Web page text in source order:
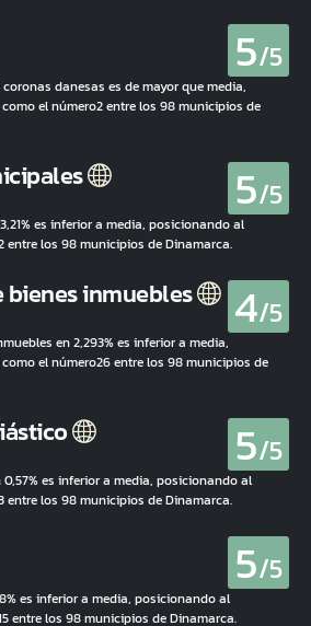
5/5
coronas danesas es de mayor que media,
el número2 entre los 98 municipios de
5/5
es inferior a media, posicionando al
entre los 98 municipios de Dinamarca.
bienes inmuebles 4/5
en 2,293% es inferior a media,
el número26 entre los 98 municipios de
5/5
es inferior a media, posicionando al
entre los 98 municipios de Dinamarca.
5/5
es inferior a media, posicionando al
entre los 98 municipios de Dinamarca.